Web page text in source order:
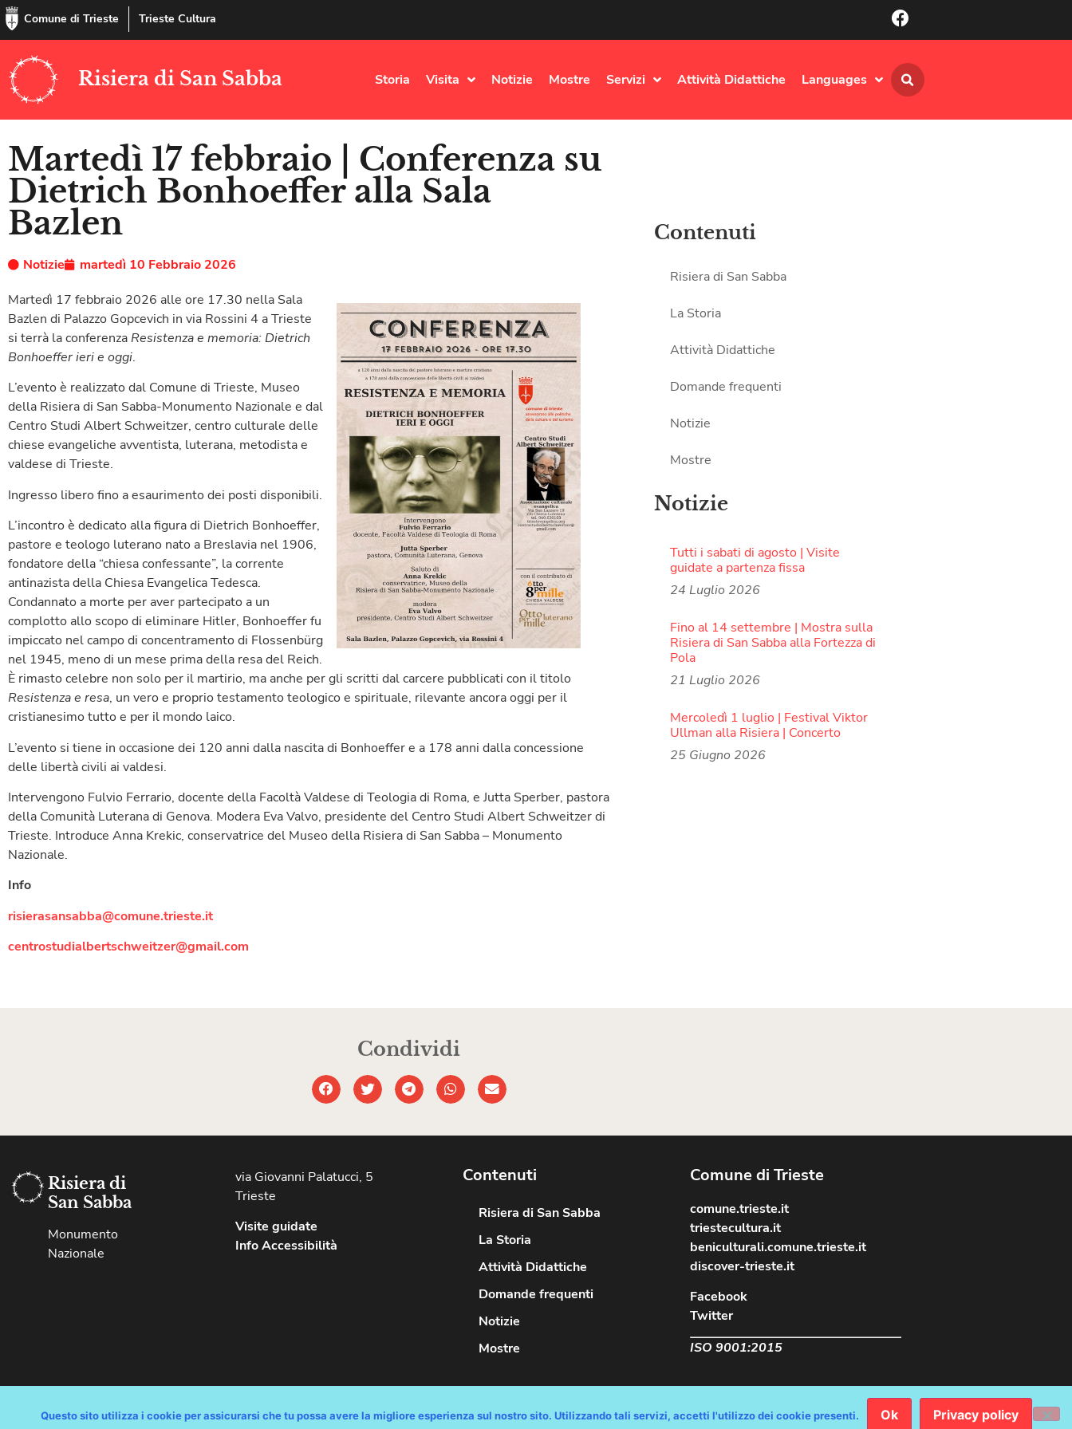
Comune di Trieste Trieste Cultura
Risiera di San Sabba Storia Visita Notizie Mostre Servizi Attività Didattiche Languages
Martedì 17 febbraio | Conferenza su
Dietrich Bonhoeffer alla Sala
Bazlen
Notizie
martedì 10 Febbraio 2026
Martedì 17 febbraio 2026 alle ore 17.30 nella Sala
Bazlen di Palazzo Gopcevich in via Rossini 4 a Trieste
si terrà la conferenzaResistenza e memoria: Dietrich
Bonhoeffer ieri e oggi.
L’evento è realizzato dal Comune di Trieste, Museo
della Risiera di San Sabba-Monumento Nazionale e dal
Centro Studi Albert Schweitzer, centro culturale delle
chiese evangeliche avventista, luterana, metodista e
valdese di Trieste.
Ingresso libero fino a esaurimento dei posti disponibili.
L’incontro è dedicato alla figura di Dietrich Bonhoeffer,
pastore e teologo luterano nato a Breslavia nel 1906,
fondatore della “chiesa confessante”, la corrente
antinazista della Chiesa Evangelica Tedesca.
Condannato a morte per aver partecipato a un
complotto allo scopo di eliminare Hitler, Bonhoeffer fu
impiccato nel campo di concentramento di Flossenbürg
nel 1945, meno di un mese prima della resa del Reich.
È rimasto celebre non solo per il martirio, ma anche per gli scritti dal carcere pubblicati con il titolo
Resistenza e resa, un vero e proprio testamento teologico e spirituale, rilevante ancora oggi per il
cristianesimo tutto e per il mondo laico.
L’evento si tiene in occasione dei 120 anni dalla nascita di Bonhoeffer e a 178 anni dalla concessione
delle libertà civili ai valdesi.
Intervengono Fulvio Ferrario, docente della Facoltà Valdese di Teologia di Roma, e Jutta Sperber, pastora
della Comunità Luterana di Genova. Modera Eva Valvo, presidente del Centro Studi Albert Schweitzer di
Trieste. Introduce Anna Krekic, conservatrice del Museo della Risiera di San Sabba – Monumento
Nazionale.
Info
risierasansabba@comune.trieste.it
centrostudialbertschweitzer@gmail.com
Contenuti
Risiera di San Sabba
La Storia
Attività Didattiche
Domande frequenti
Notizie
Mostre
Notizie
Tutti i sabati di agosto | Visite
guidate a partenza fissa
24 Luglio 2026
Fino al 14 settembre | Mostra sulla
Risiera di San Sabba alla Fortezza di
Pola
21 Luglio 2026
Mercoledì 1 luglio | Festival Viktor
Ullman alla Risiera | Concerto
25 Giugno 2026
Condividi
Risiera di
San Sabba
Monumento
Nazionale
via Giovanni Palatucci, 5
Trieste
Visite guidate
Info Accessibilità
Contenuti
Risiera di San Sabba
La Storia
Attività Didattiche
Domande frequenti
Notizie
Mostre
Comune di Trieste
comune.trieste.it
triestecultura.it
beniculturali.comune.trieste.it
discover-trieste.it
Facebook
Twitter
ISO 9001:2015
Copyright © Comune di Trieste – partita Iva 00210240321 – tutti i diritti riservati / Progetto e Sviluppo Media Technologies Srl /Feedback/Dichiarazione Accessibilità AGID
Questo sito utilizza i cookie per assicurarsi che tu possa avere la migliore esperienza sul nostro sito. Utilizzando tali servizi, accetti l'utilizzo dei cookie presenti. Ok Privacy policy